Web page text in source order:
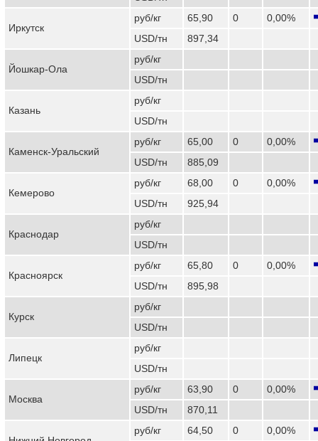
Иркутск
руб/кг 65,90 0
0,00%
USD/тн
897,34
Йошкар-Ола
руб/кг
USD/тн
Казань
руб/кг
USD/тн
Каменск-Уральский
руб/кг 65,00 0
0,00%
USD/тн
885,09
Кемерово
руб/кг 68,00 0
0,00%
USD/тн
925,94
Краснодар
руб/кг
USD/тн
Красноярск
руб/кг 65,80 0
0,00%
USD/тн
895,98
Курск
руб/кг
USD/тн
Липецк
руб/кг
USD/тн
Москва
руб/кг 63,90 0
0,00%
USD/тн
870,11
руб/кг 64,50 0 0,00%